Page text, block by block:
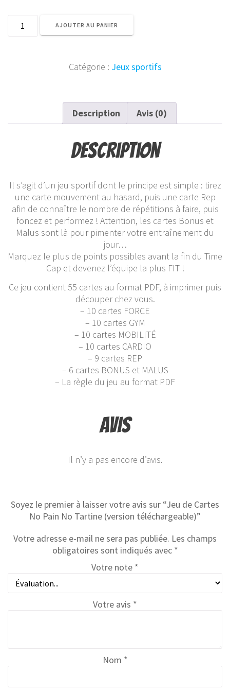
quantité
(version
AJOUTER AU PANIER
Catégorie : Jeux sportifs
Description Avis (0)
Description
Il s’agit d’un jeu sportif dont le principe est simple : tirez
une carte mouvement au hasard, puis une carte Rep
afin de connaître le nombre de répétitions à faire, puis
foncez et performez ! Attention, les cartes Bonus et
Malus sont là pour pimenter votre entraînement du
jour…
Marquez le plus de points possibles avant la fin du Time
Cap et devenez l’équipe la plus FIT !
Ce jeu contient 55 cartes au format PDF, à imprimer puis
découper chez vous.
– 10 cartes FORCE
– 10 cartes GYM
– 10 cartes MOBILITÉ
– 10 cartes CARDIO
– 9 cartes REP
– 6 cartes BONUS et MALUS
– La règle du jeu au format PDF
Avis
Il n’y a pas encore d’avis.
Soyez le premier à laisser votre avis sur “Jeu de Cartes
No Pain No Tartine (version téléchargeable)”
Votre adresse e-mail ne sera pas publiée. Les champs
obligatoires sont indiqués avec *
Votre note *
Votre avis *
Nom *